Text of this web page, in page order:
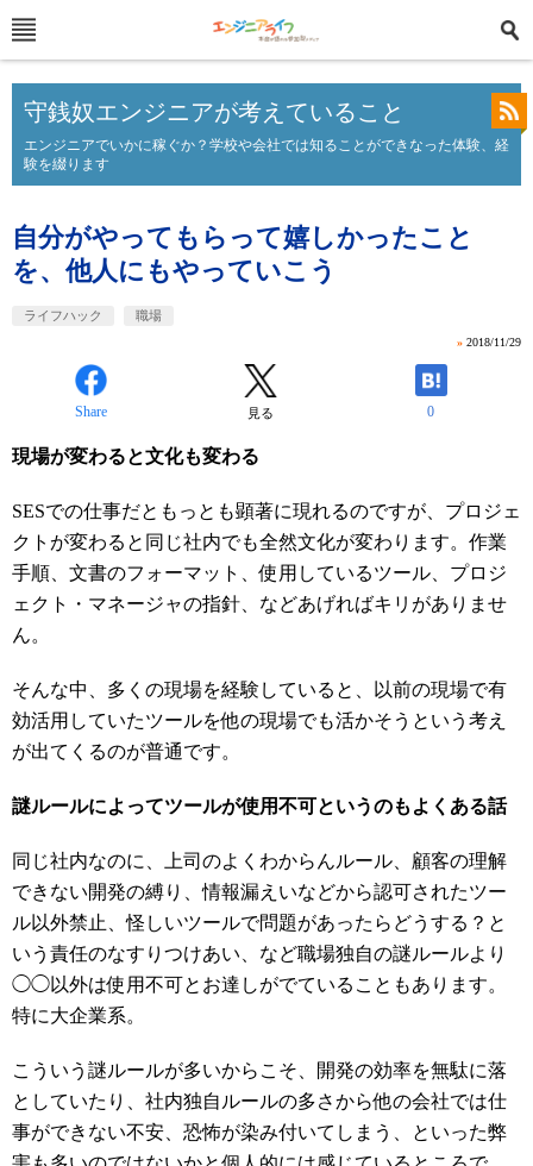
守銭奴エンジニアが考えていること
エンジニアでいかに稼ぐか？学校や会社では知ることができなった体験、経
験を綴ります
自分がやってもらって嬉しかったこと
を、他人にもやっていこう
ライフハック 職場
» 2018/11/29
Share 見る 0
現場が変わると文化も変わる
SESでの仕事だともっとも顕著に現れるのですが、プロジェ
クトが変わると同じ社内でも全然文化が変わります。作業
手順、文書のフォーマット、使用しているツール、プロジ
ェクト・マネージャの指針、などあげればキリがありませ
ん。
そんな中、多くの現場を経験していると、以前の現場で有
効活用していたツールを他の現場でも活かそうという考え
が出てくるのが普通です。
謎ルールによってツールが使用不可というのもよくある話
同じ社内なのに、上司のよくわからんルール、顧客の理解
できない開発の縛り、情報漏えいなどから認可されたツー
ル以外禁止、怪しいツールで問題があったらどうする？と
いう責任のなすりつけあい、など職場独自の謎ルールより
◯◯以外は使用不可とお達しがでていることもあります。
特に大企業系。
こういう謎ルールが多いからこそ、開発の効率を無駄に落
としていたり、社内独自ルールの多さから他の会社では仕
事ができない不安、恐怖が染み付いてしまう、といった弊